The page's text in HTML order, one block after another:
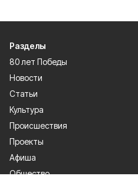
Разделы
80 лет Победы
Новости
Статьи
Культура
Происшествия
Проекты
Афиша
Общество